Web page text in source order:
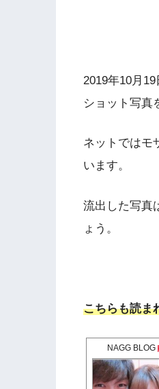
2019年10月
ショット写真
ネットではモ
います。
流出した写真
ょう。
こちらも読ま
NAGG BLOG